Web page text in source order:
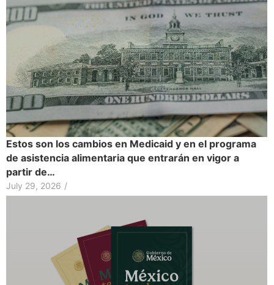
Estos son los cambios en Medicaid y en el programa
de asistencia alimentaria que entrarán en vigor a
partir de…
July 29, 2026 /